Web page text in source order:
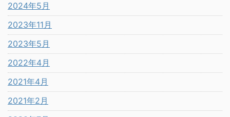
2024年5月
2023年11月
2023年5月
2022年4月
2021年4月
2021年2月